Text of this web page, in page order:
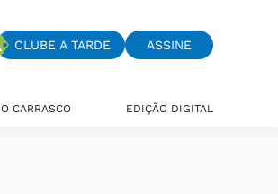
CLUBE A TARDE ASSINE
O CARRASCO EDIÇÃO DIGITAL